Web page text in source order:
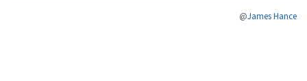
@James Hance